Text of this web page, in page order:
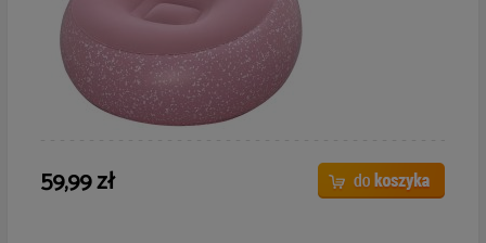
59,99 zł